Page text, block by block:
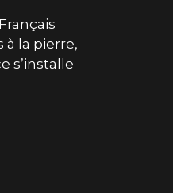
à la pierre,
s’installe